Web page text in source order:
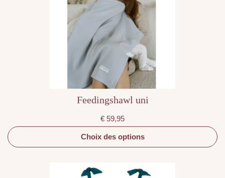
Feedingshawl uni
€ 59,95
Choix des options
options
peuvent
être
choisies
produit
produit